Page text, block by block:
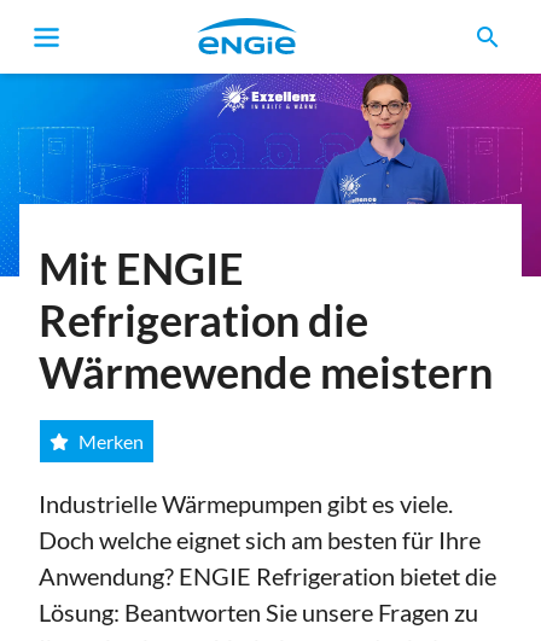
search
Mit ENGIE
Refrigeration die
Wärmewende meistern
Merken
Industrielle Wärmepumpen gibt es viele.
Doch welche eignet sich am besten für Ihre
Anwendung? ENGIE Refrigeration bietet die
Lösung: Beantworten Sie unsere Fragen zu